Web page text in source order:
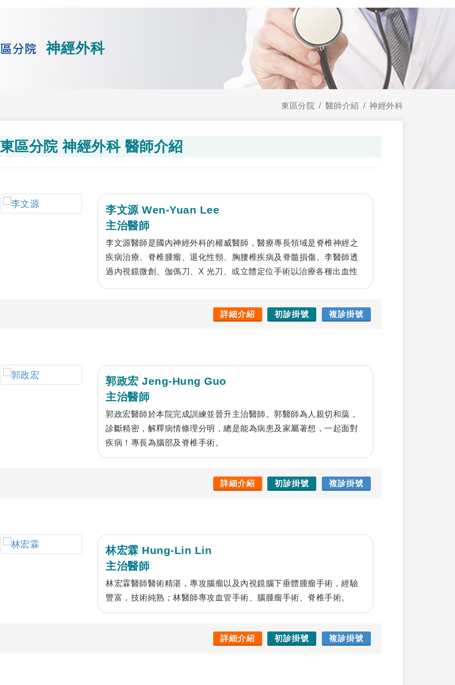
神經外科
東區分院 醫師介紹 神經外科
東區分院 神經外科 醫師介紹
李文源 Wen-Yuan Lee
主治醫師
李文源醫師是國內神經外科的權威醫師，醫療專長領域是脊椎神經之
疾病治療、脊椎腫瘤、退化性頸、胸腰椎疾病及脊髓損傷。李醫師透
過內視鏡微創、伽傌刀、X 光刀、或立體定位手術以治療各種出血性
顯像快速找到病灶及避免傷到重要器官。
詳細介紹 初診掛號 複診掛號
郭政宏 Jeng-Hung Guo
主治醫師
郭政宏醫師於本院完成訓練並晉升主治醫師。郭醫師為人親切和藹，
診斷精密，解釋病情條理分明，總是能為病患及家屬著想，一起面對
疾病！專長為腦部及脊椎手術。
詳細介紹 初診掛號 複診掛號
林宏霖 Hung-Lin Lin
主治醫師
林宏霖醫師醫術精湛，專攻腦瘤以及內視鏡腦下垂體腫瘤手術，經驗
豐富，技術純熟；林醫師專攻血管手術、腦腫瘤手術、脊椎手術。
詳細介紹 初診掛號 複診掛號